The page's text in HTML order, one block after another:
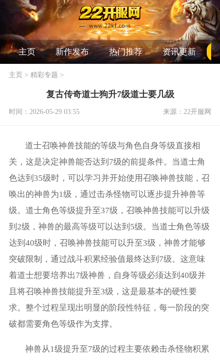
主页 新作发布 热门推荐 资讯更新
主页> 精彩专题 >
复古传奇道士狗升7级道士要几级
时间：2026-05-29 03:55 来源：22开服网
道士召唤神兽技能的等级与角色自身等级直接相
关，这是决定神兽能否达到7级的前提条件。当道士角
色达到35级时，可以学习并开始使用召唤神兽技能，召
唤出的神兽为1级，通过击杀怪物可以逐步提升神兽等
级。道士角色等级提升至37级，召唤神兽技能可以升级
到2级，神兽的最高等级可以达到5级。当道士角色等级
达到40级时，召唤神兽技能可以升至3级，神兽才能够
突破限制，通过战斗积累经验值最终达到7级。这意味
着道士想要培养出7级神兽，自身等级必须达到40级并
且将召唤神兽技能提升至3级，这是最基本的硬性要
求。整个过程呈现出明显的阶段性特征，每一阶段的突
破都需要角色等级作为支撑。
神兽从1级提升至7级的过程主要依赖击杀怪物积累